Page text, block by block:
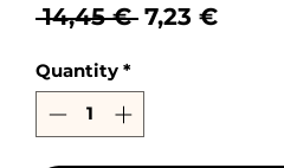
14,45 € Regular
7,23 €Sale
Quantity *